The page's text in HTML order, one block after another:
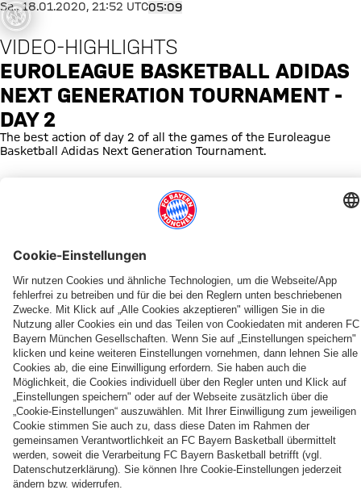
Euroleague Basketball Adidas
ist
occurred,
try again
later.
Sa., 18.01.2020, 21:52 UTC05:09
VIDEO-HIGHLIGHTS
EUROLEAGUE BASKETBALL ADIDAS
NEXT GENERATION TOURNAMENT -
DAY 2
The best action of day 2 of all the games of the Euroleague
Basketball Adidas Next Generation Tournament.
WEITERE VIDEOS
Willkommen
Tobias
&
Johannes
Best
of
One
Team
2025/26
Top
10
Plays
der
Saison
2025/26
Die
Highlights
vom
fünften
Finale
Die
Highlights
vom
vierten
Finale
Highlights
vom
dritten
Finale
Quiz Finale
1
&
2
PARTNER